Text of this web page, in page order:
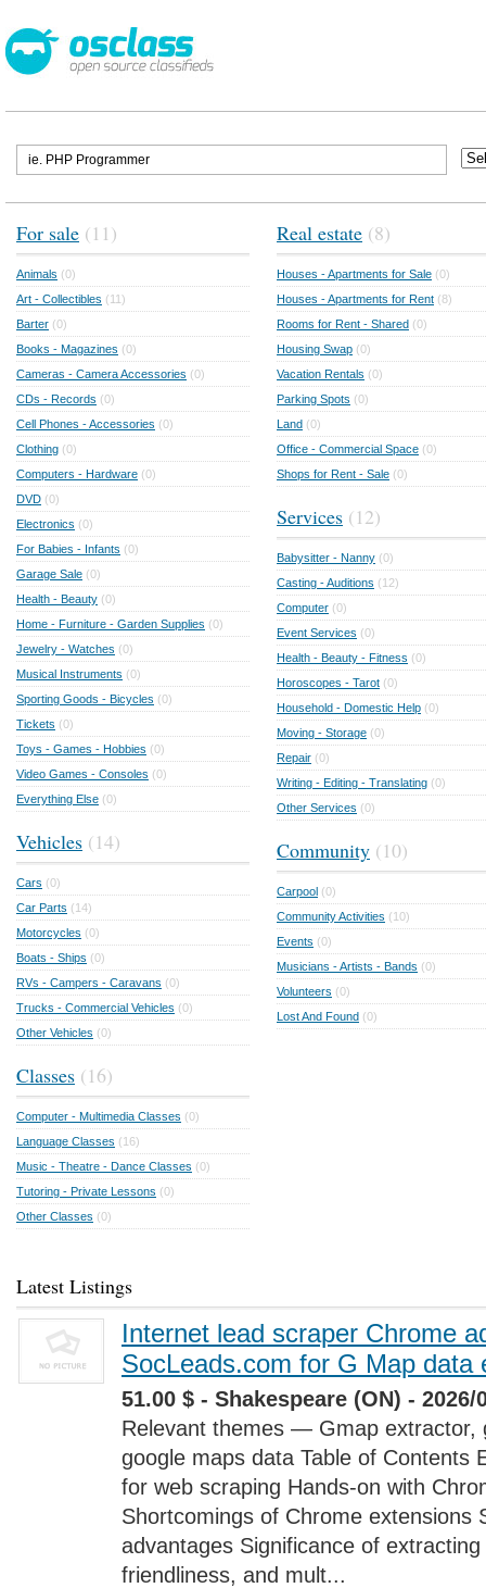
For sale (11)
Animals (0)
Art - Collectibles (11)
Barter (0)
Books - Magazines (0)
Cameras - Camera Accessories (0)
CDs - Records (0)
Cell Phones - Accessories (0)
Clothing (0)
Computers - Hardware (0)
DVD (0)
Electronics (0)
For Babies - Infants (0)
Garage Sale (0)
Health - Beauty (0)
Home - Furniture - Garden Supplies (0)
Jewelry - Watches (0)
Musical Instruments (0)
Sporting Goods - Bicycles (0)
Tickets (0)
Toys - Games - Hobbies (0)
Video Games - Consoles (0)
Everything Else (0)
Vehicles (14)
Cars (0)
Car Parts (14)
Motorcycles (0)
Boats - Ships (0)
RVs - Campers - Caravans (0)
Trucks - Commercial Vehicles (0)
Other Vehicles (0)
Classes (16)
Computer - Multimedia Classes (0)
Language Classes (16)
Music - Theatre - Dance Classes (0)
Tutoring - Private Lessons (0)
Other Classes (0)
Real estate (8)
Houses - Apartments for Sale (0)
Houses - Apartments for Rent (8)
Rooms for Rent - Shared (0)
Housing Swap (0)
Vacation Rentals (0)
Parking Spots (0)
Land (0)
Office - Commercial Space (0)
Shops for Rent - Sale (0)
Services (12)
Babysitter - Nanny (0)
Casting - Auditions (12)
Computer (0)
Event Services (0)
Health - Beauty - Fitness (0)
Horoscopes - Tarot (0)
Household - Domestic Help (0)
Moving - Storage (0)
Repair (0)
Writing - Editing - Translating (0)
Other Services (0)
Community (10)
Carpool (0)
Community Activities (10)
Events (0)
Musicians - Artists - Bands (0)
Volunteers (0)
Lost And Found (0)
Latest Listings
Internet lead scraper Chrome
SocLeads.com for G Map data
51.00 $ - Shakespeare (ON) - 2026/
Relevant themes — Gmap extractor,
google maps data Table of Contents
for web scraping Hands-on with
Shortcomings of Chrome extensions
advantages Significance of
friendliness, and mult...